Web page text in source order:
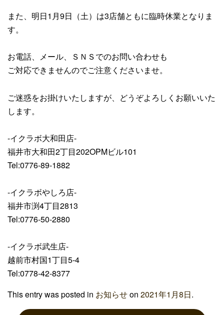
また、明日1月9日（土）は3店舗ともに臨時休業となりま
す。
お電話、メール、ＳＮＳでのお問い合わせも
ご対応できませんのでご注意くださいませ。
ご迷惑をお掛けいたしますが、どうぞよろしくお願いいた
します。
-イクラボ大和田店-
福井市大和田2丁目202OPMビル101
Tel:0776-89-1882
-イクラボやしろ店-
福井市渕4丁目2813
Tel:0776-50-2880
-イクラボ武生店-
越前市村国1丁目5-4
Tel:0778-42-8377
This entry was posted in お知らせon 2021年1月8日.